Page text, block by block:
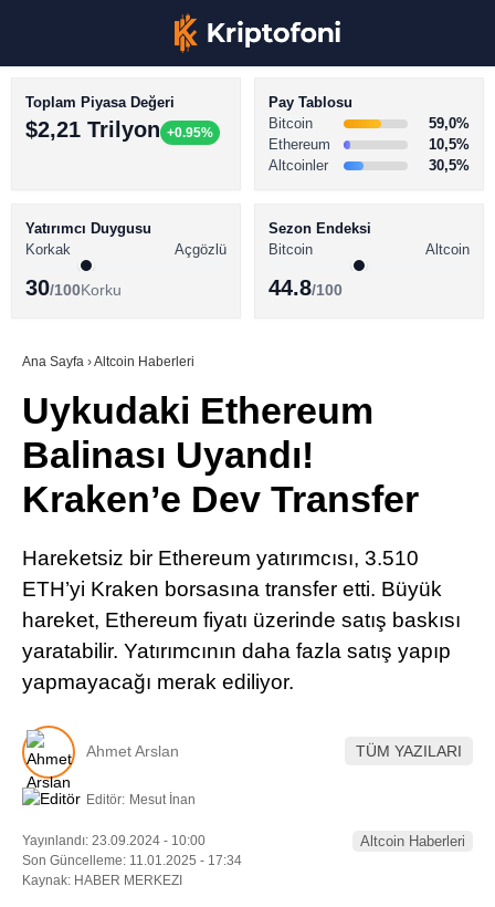
Youtube
LinkedIn
Telegram
BİTCOİN HABERLERİ
ALTCOİN HABERLERİ
SÖZLÜK
Toplam Piyasa Değeri
$2,21 Trilyon +0.95%
Pay Tablosu
Bitcoin
59,0%
Ethereum
10,5%
Altcoinler
30,5%
Yatırımcı Duygusu
Korkak
Açgözlü
30/100Korku
Sezon Endeksi
Bitcoin
Altcoin
44.8/100
Ana Sayfa ›Altcoin Haberleri
Uykudaki Ethereum
Balinası Uyandı!
Kraken’e Dev Transfer
Hareketsiz bir Ethereum yatırımcısı, 3.510
ETH’yi Kraken borsasına transfer etti. Büyük
hareket, Ethereum fiyatı üzerinde satış baskısı
yaratabilir. Yatırımcının daha fazla satış yapıp
yapmayacağı merak ediliyor.
Ahmet Arslan TÜM YAZILARI
Editör: Mesut İnan
Yayınlandı: 23.09.2024 - 10:00
Son Güncelleme: 11.01.2025 - 17:34
Kaynak: HABER MERKEZI
Altcoin Haberleri